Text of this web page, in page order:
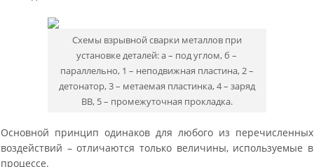
Cхемы взрывной сварки металлов при
установке деталей: а – под углом, б –
параллельно, 1 – неподвижная пластина, 2 –
детонатор, 3 – метаемая пластинка, 4 – заряд
BB, 5 – промежуточная прокладка.
Основной принцип одинаков для любого из перечисленных
воздействий – отличаются только величины, используемые в
процессе.